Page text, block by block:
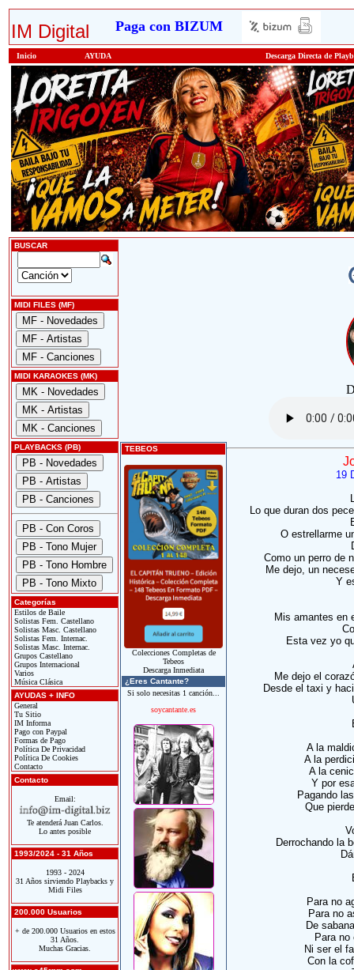
IM Digital Paga con BIZUM
Inicio AYUDA Descarga Directa de
BUSCAR
MIDI FILES (MF)
MIDI KARAOKES (MK)
PLAYBACKS (PB)
Categorías
Estilos de Baile
Solistas Fem. Castellano
Solistas Masc. Castellano
Solistas Fem. Internac.
Solistas Masc. Internac.
Grupos Castellano
Grupos Internacional
Varios
Música Clásica
AYUDAS + INFO
General
Tu Sitio
IM Informa
Pago con Paypal
Formas de Pago
Política De Privacidad
Política De Cookies
Contacto
Contacto
Email:
Te atenderá Juan Carlos.
Lo antes posible
1993/2024 - 31 Años
1993 - 2024
31 Años sirviendo Playbacks y
Midi Files
200.000 Usuarios
+ de 200.000 Usuarios en estos
31 Años.
Muchas Gracias.
TEBEOS
Colecciones Completas de
Tebeos
Descarga Inmediata
¿Eres Cantante?
Si solo necesitas 1 canción...
soycantante.es
19
Lo que duran dos
O estrellarme
Como un perro de
Me dejo, un
Y
Mis amantes en
Esta vez yo
Me dejo el
Desde el taxi y
A la
A la
A la
Y por
Pagando
Que
Derrochando la
Para no
Para no
De
Para
Ni ser el
Con la